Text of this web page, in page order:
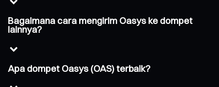
Bagaimana cara mengirim Oasys ke dompet
lainnya?
Apa dompet Oasys (OAS) terbaik?